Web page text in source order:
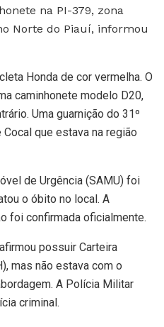
na PI-379, zona
Norte do Piauí, informou
Honda de cor vermelha. O
caminhonete modelo D20,
Uma guarnição do 31º
que estava na região
de Urgência (SAMU) foi
o óbito no local. A
foi confirmada oficialmente.
possuir Carteira
mas não estava com o
A Polícia Militar
criminal.